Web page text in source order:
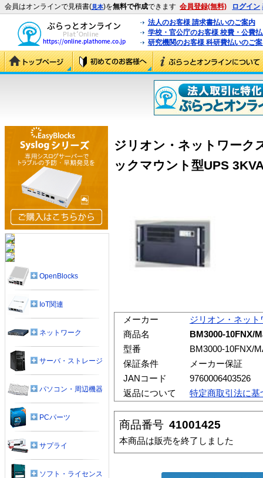
会員はオンラインで見積書(見本)を無料で作成できます 会員登録(無料) ログイン
法人のお客様 請求書払いのご案内
学校・官公庁のお客様 校費・公費
研究機関のお客様 科研費払いのご
ジリオン・ネットワーク
ックマウント型UPS
メーカー
ジリオン・ネット
商品名
BM3000-10FNX/
型番
BM3000-10FNX/
保証条件
メーカー保証
JANコード
9760006403526
返品について
特定商取引法に基
商品番号 41001425
本商品は販売を終了しました
OpenBlocks
IoT関連
ネットワーク
サーバ・ストレージ
パソコン・周辺機器
PCパーツ
サプライ
ソフト・ライセンス